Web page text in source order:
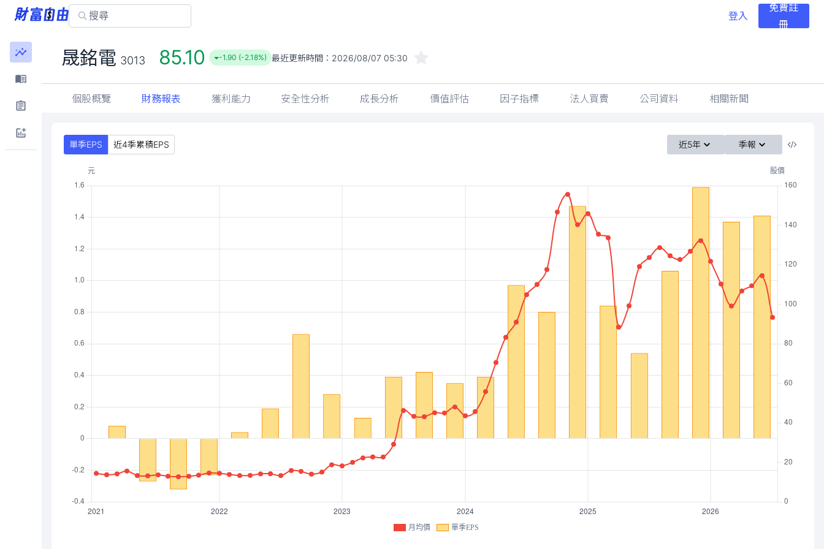
登入
免費註
冊
晟銘電 3013 85.10 -1.90 (-2.18%) 最近更新時間： 2026/08/07 05:30
個股概覽 財務報表 獲利能力 安全性分析 成長分析 價值評估 因子指標 法人買賣 公司資料 相關新聞
單季EPS 近4季累積EPS 近5年 季報
月均價 單季EPS